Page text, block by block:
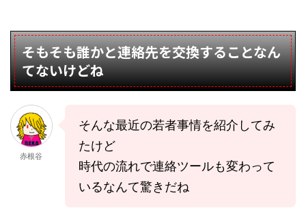
そもそも誰かと連絡先を交換することなん
てないけどね
赤根谷
そんな最近の若者事情を紹介してみ
たけど
時代の流れで連絡ツールも変わって
いるなんて驚きだね